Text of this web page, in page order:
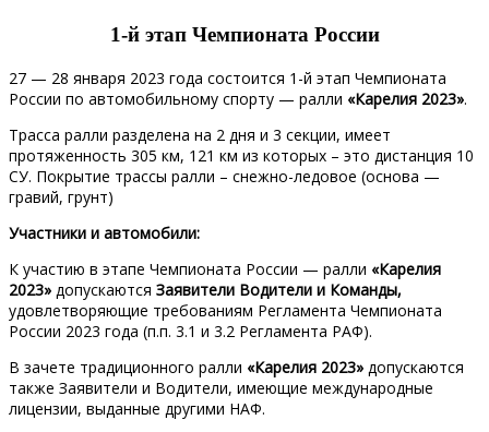
1-й этап Чемпионата России
27 — 28 января 2023 года состоится 1-й этап Чемпионата
России по автомобильному спорту — ралли «Карелия 2023».
Трасса ралли разделена на 2 дня и 3 секции, имеет
протяженность 305 км, 121 км из которых – это дистанция 10
СУ. Покрытие трассы ралли – снежно-ледовое (основа —
гравий, грунт)
Участники и автомобили:
К участию в этапе Чемпионата России — ралли «Карелия
2023» допускаются Заявители Водители и Команды,
удовлетворяющие требованиям Регламента Чемпионата
России 2023 года (п.п. 3.1 и 3.2 Регламента РАФ).
В зачете традиционного ралли «Карелия 2023» допускаются
также Заявители и Водители, имеющие международные
лицензии, выданные другими НАФ.